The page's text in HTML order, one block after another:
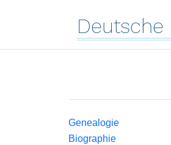
Deutsche
Genealogie
Biographie